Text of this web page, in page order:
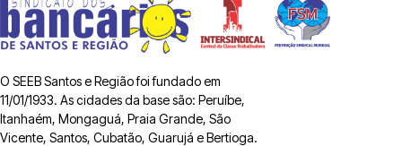
O SEEB Santos e Região foi fundado em
11/01/1933. As cidades da base são: Peruíbe,
Itanhaém, Mongaguá, Praia Grande, São
Vicente, Santos, Cubatão, Guarujá e Bertioga.